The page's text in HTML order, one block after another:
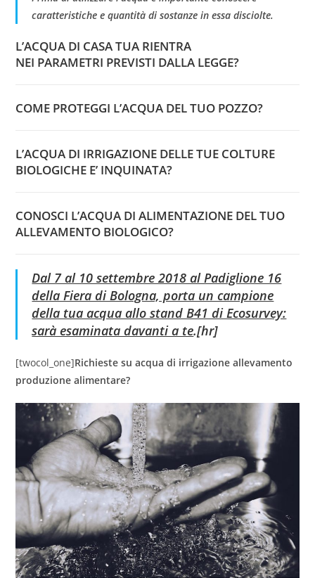
caratteristiche e quantità di sostanze in essa disciolte.
L’ACQUA DI CASA TUA RIENTRA
NEI PARAMETRI PREVISTI DALLA LEGGE?
COME PROTEGGI L’ACQUA DEL TUO POZZO?
L’ACQUA DI IRRIGAZIONE DELLE TUE COLTURE
BIOLOGICHE E’ INQUINATA?
CONOSCI L’ACQUA DI ALIMENTAZIONE DEL TUO
ALLEVAMENTO BIOLOGICO?
Dal 7 al 10 settembre 2018 al Padiglione 16
della Fiera di Bologna, porta un campione
della tua acqua allo stand B41 di Ecosurvey:
sarà esaminata davanti a te.[hr]
[twocol_one]Richieste su acqua di irrigazione allevamento
produzione alimentare?